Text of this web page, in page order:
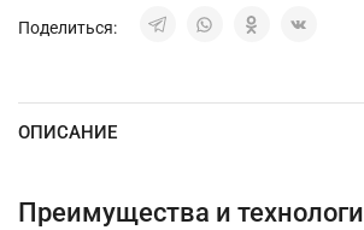
Поделиться:
ОПИСАНИЕ
Преимущества и